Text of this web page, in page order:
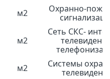
м2
Охранно-
м2
Сеть СКС-
м2
Системы